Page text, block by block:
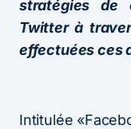
stratégies de
Twitter à
effectuées ces
Intitulée